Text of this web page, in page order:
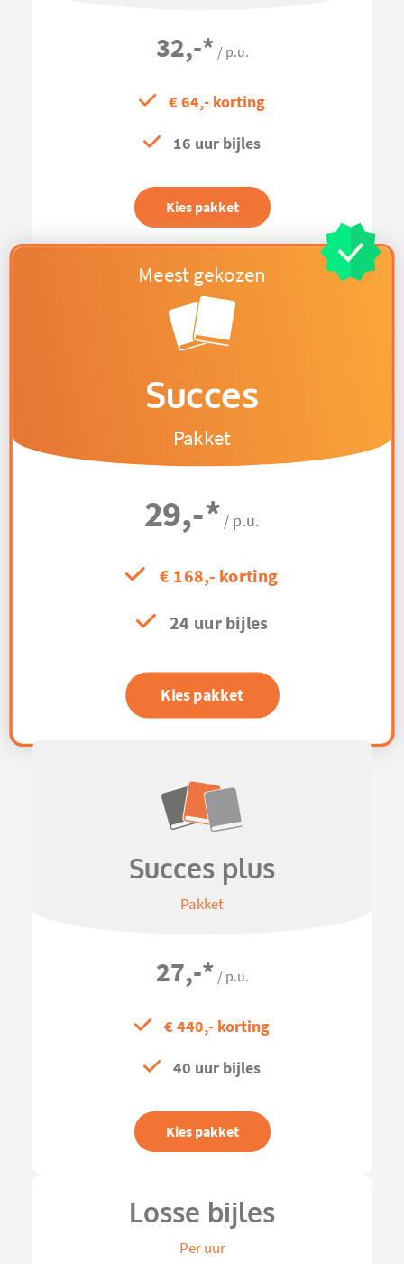
32,-* / p.u.
€ 64,- korting
16 uur bijles
Kies pakket
Succes
Pakket
29,-* / p.u.
€ 168,- korting
24 uur bijles
Kies pakket
Succes plus
Pakket
27,-* / p.u.
€ 440,- korting
40 uur bijles
Kies pakket
Losse bijles
Per uur